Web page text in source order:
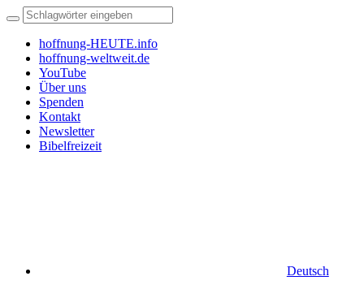
hoffnung-HEUTE.info
hoffnung-weltweit.de
YouTube
Über uns
Spenden
Kontakt
Newsletter
Bibelfreizeit
Deutsch